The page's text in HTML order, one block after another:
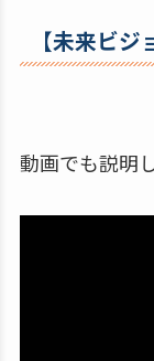
【未来ビ
動画でも説明